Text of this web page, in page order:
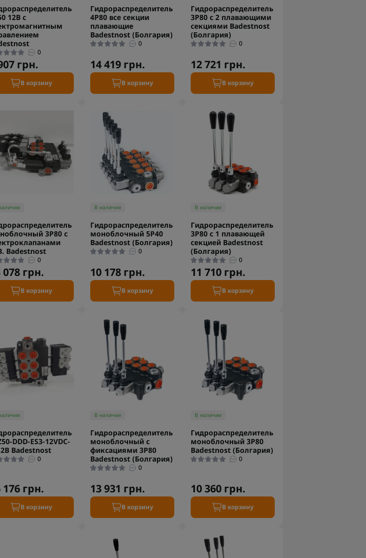
12В с
0
грн.
В корзину
Гидрораспределитель
4P80 все секции
плавающие
Badestnost (Болгария)
0
14 419 грн.
В корзину
Гидрораспределитель
3P80 с 2 плавающими
секциями Badestnost
(Болгария)
0
12 721 грн.
В корзину
3P80 с
Badestnost
0
078 грн.
В корзину
В наличии
Гидрораспределитель
моноблочный 5P40
Badestnost (Болгария)
0
10 178 грн.
В корзину
В наличии
Гидрораспределитель
3P80 с 1 плавающей
секцией Badestnost
(Болгария)
0
11 710 грн.
В корзину
DDD-ES3-12VDC-
Badestnost
0
176 грн.
В корзину
В наличии
Гидрораспределитель
моноблочный c
фиксациями 3P80
Badestnost (Болгария)
0
13 931 грн.
В корзину
В наличии
Гидрораспределитель
моноблочный 3P80
Badestnost (Болгария)
0
10 360 грн.
В корзину